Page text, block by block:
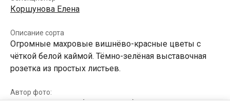
Коршунова Елена
Описание сорта
Огромные махровые вишнёво-красные цветы с
чёткой белой каймой. Тёмно-зелёная выставочная
розетка из простых листьев.
Автор фото: